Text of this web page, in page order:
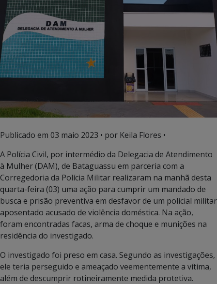
Publicado em 03 maio 2023 • por Keila Flores •
A Polícia Civil, por intermédio da Delegacia de Atendimento
à Mulher (DAM), de Bataguassu em parceria com a
Corregedoria da Polícia Militar realizaram na manhã desta
quarta-feira (03) uma ação para cumprir um mandado de
busca e prisão preventiva em desfavor de um policial militar
aposentado acusado de violência doméstica. Na ação,
foram encontradas facas, arma de choque e munições na
residência do investigado.
O investigado foi preso em casa. Segundo as investigações,
ele teria perseguido e ameaçado veementemente a vítima,
além de descumprir rotineiramente medida protetiva.